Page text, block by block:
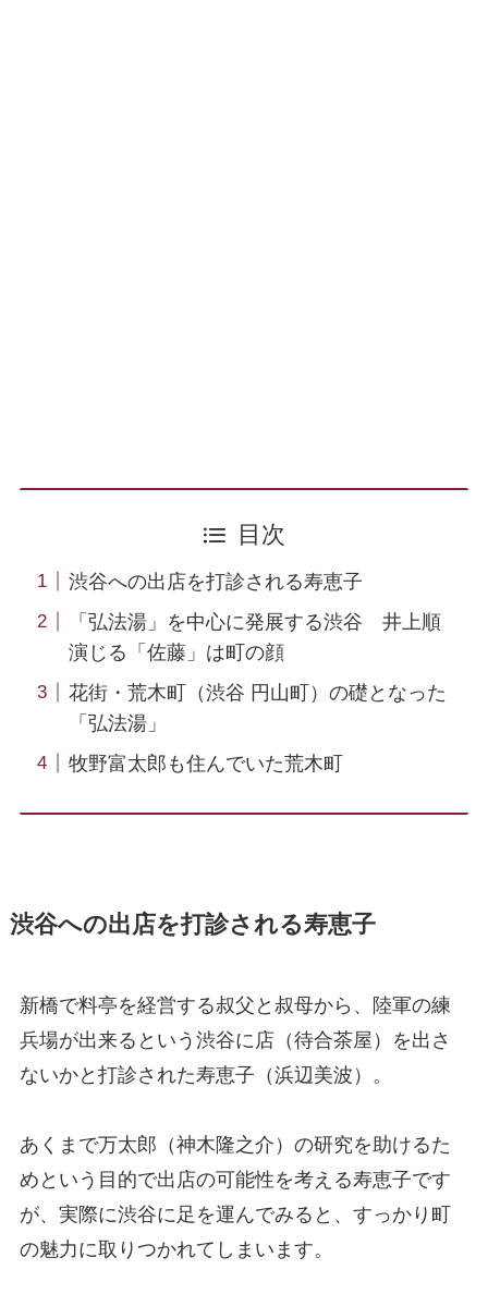
目次
渋谷への出店を打診される寿恵子
「弘法湯」を中心に発展する渋谷 井上順
演じる「佐藤」は町の顔
花街・荒木町（渋谷 円山町）の礎となった
「弘法湯」
牧野富太郎も住んでいた荒木町
渋谷への出店を打診される寿恵子
新橋で料亭を経営する叔父と叔母から、陸軍の練
兵場が出来るという渋谷に店（待合茶屋）を出さ
ないかと打診された寿恵子（浜辺美波）。
あくまで万太郎（神木隆之介）の研究を助けるた
めという目的で出店の可能性を考える寿恵子です
が、実際に渋谷に足を運んでみると、すっかり町
の魅力に取りつかれてしまいます。